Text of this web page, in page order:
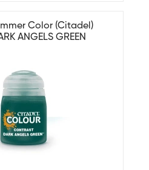
Color (Citadel)
ANGELS GREEN